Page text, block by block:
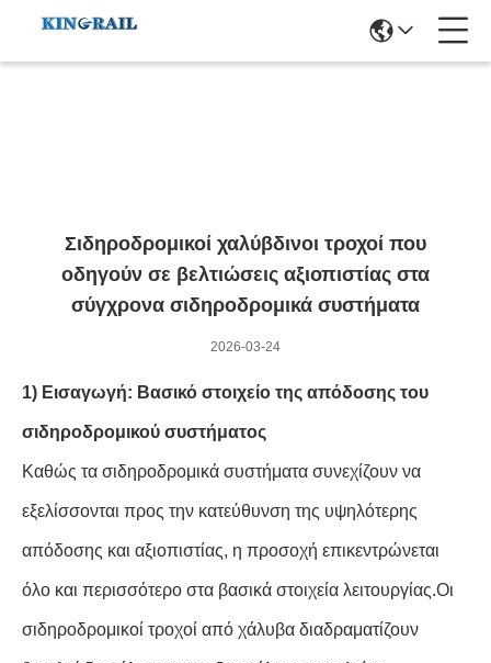
Σιδηροδρομικοί χαλύβδινοι τροχοί που
οδηγούν σε βελτιώσεις αξιοπιστίας στα
σύγχρονα σιδηροδρομικά συστήματα
2026-03-24
1) Εισαγωγή: Βασικό στοιχείο της απόδοσης του
σιδηροδρομικού συστήματος
Καθώς τα σιδηροδρομικά συστήματα συνεχίζουν να
εξελίσσονται προς την κατεύθυνση της υψηλότερης
απόδοσης και αξιοπιστίας, η προσοχή επικεντρώνεται
όλο και περισσότερο στα βασικά στοιχεία λειτουργίας.Οι
σιδηροδρομικοί τροχοί από χάλυβα διαδραματίζουν